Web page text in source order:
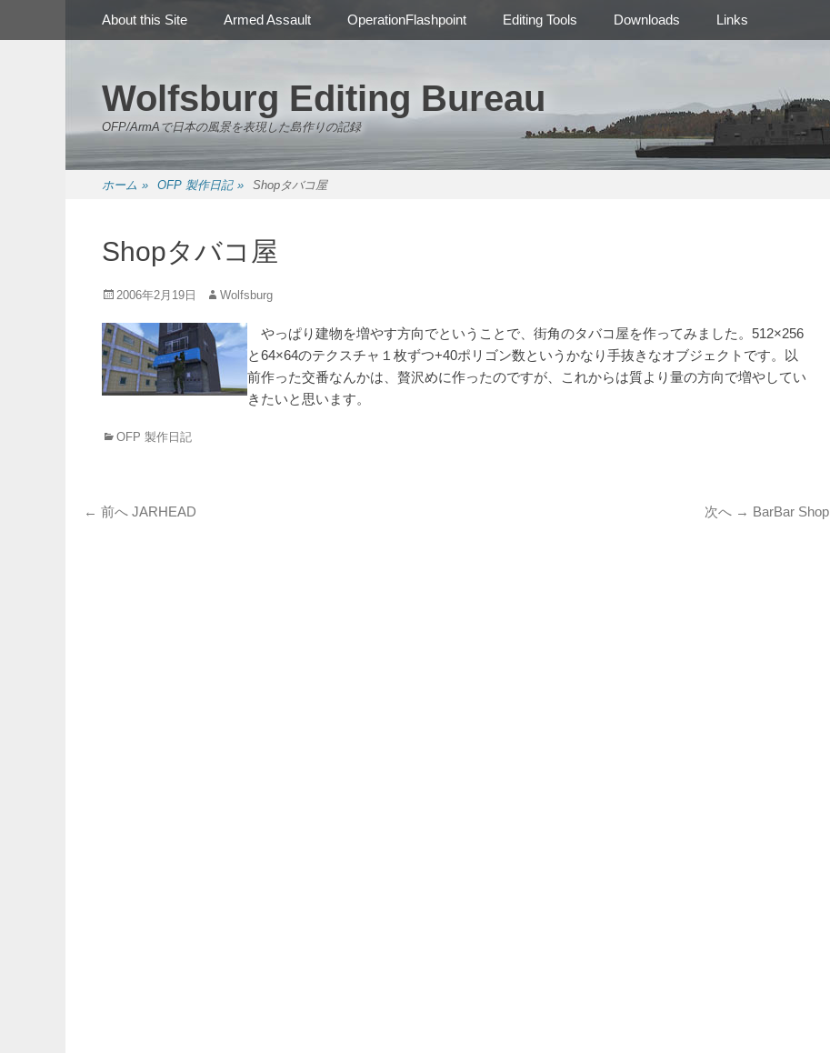
Wolfsburg Editing Bureau
OFP/ArmAで日本の風景を表現した島作りの記録
メインメニュー
キ
About this Site Armed Assault OperationFlashpoint Editing Tools Downloads Links
ホーム » OFP 製作日記 » Shopタバコ屋
Shopタバコ屋
投
日
2006年2月19日
投
者
Wolfsburg
やっぱり建物を増やす方向でということで、街角のタバコ屋を作ってみました。512×256
と64×64のテクスチャ１枚ずつ+40ポリゴン数というかなり手抜きなオブジェクトです。以
前作った交番なんかは、贅沢めに作ったのですが、これからは質より量の方向で増やしてい
きたいと思います。
カ
ー
OFP 製作日記
投
← 前へ 前
JARHEAD 次へ → 次
BarBar Shop